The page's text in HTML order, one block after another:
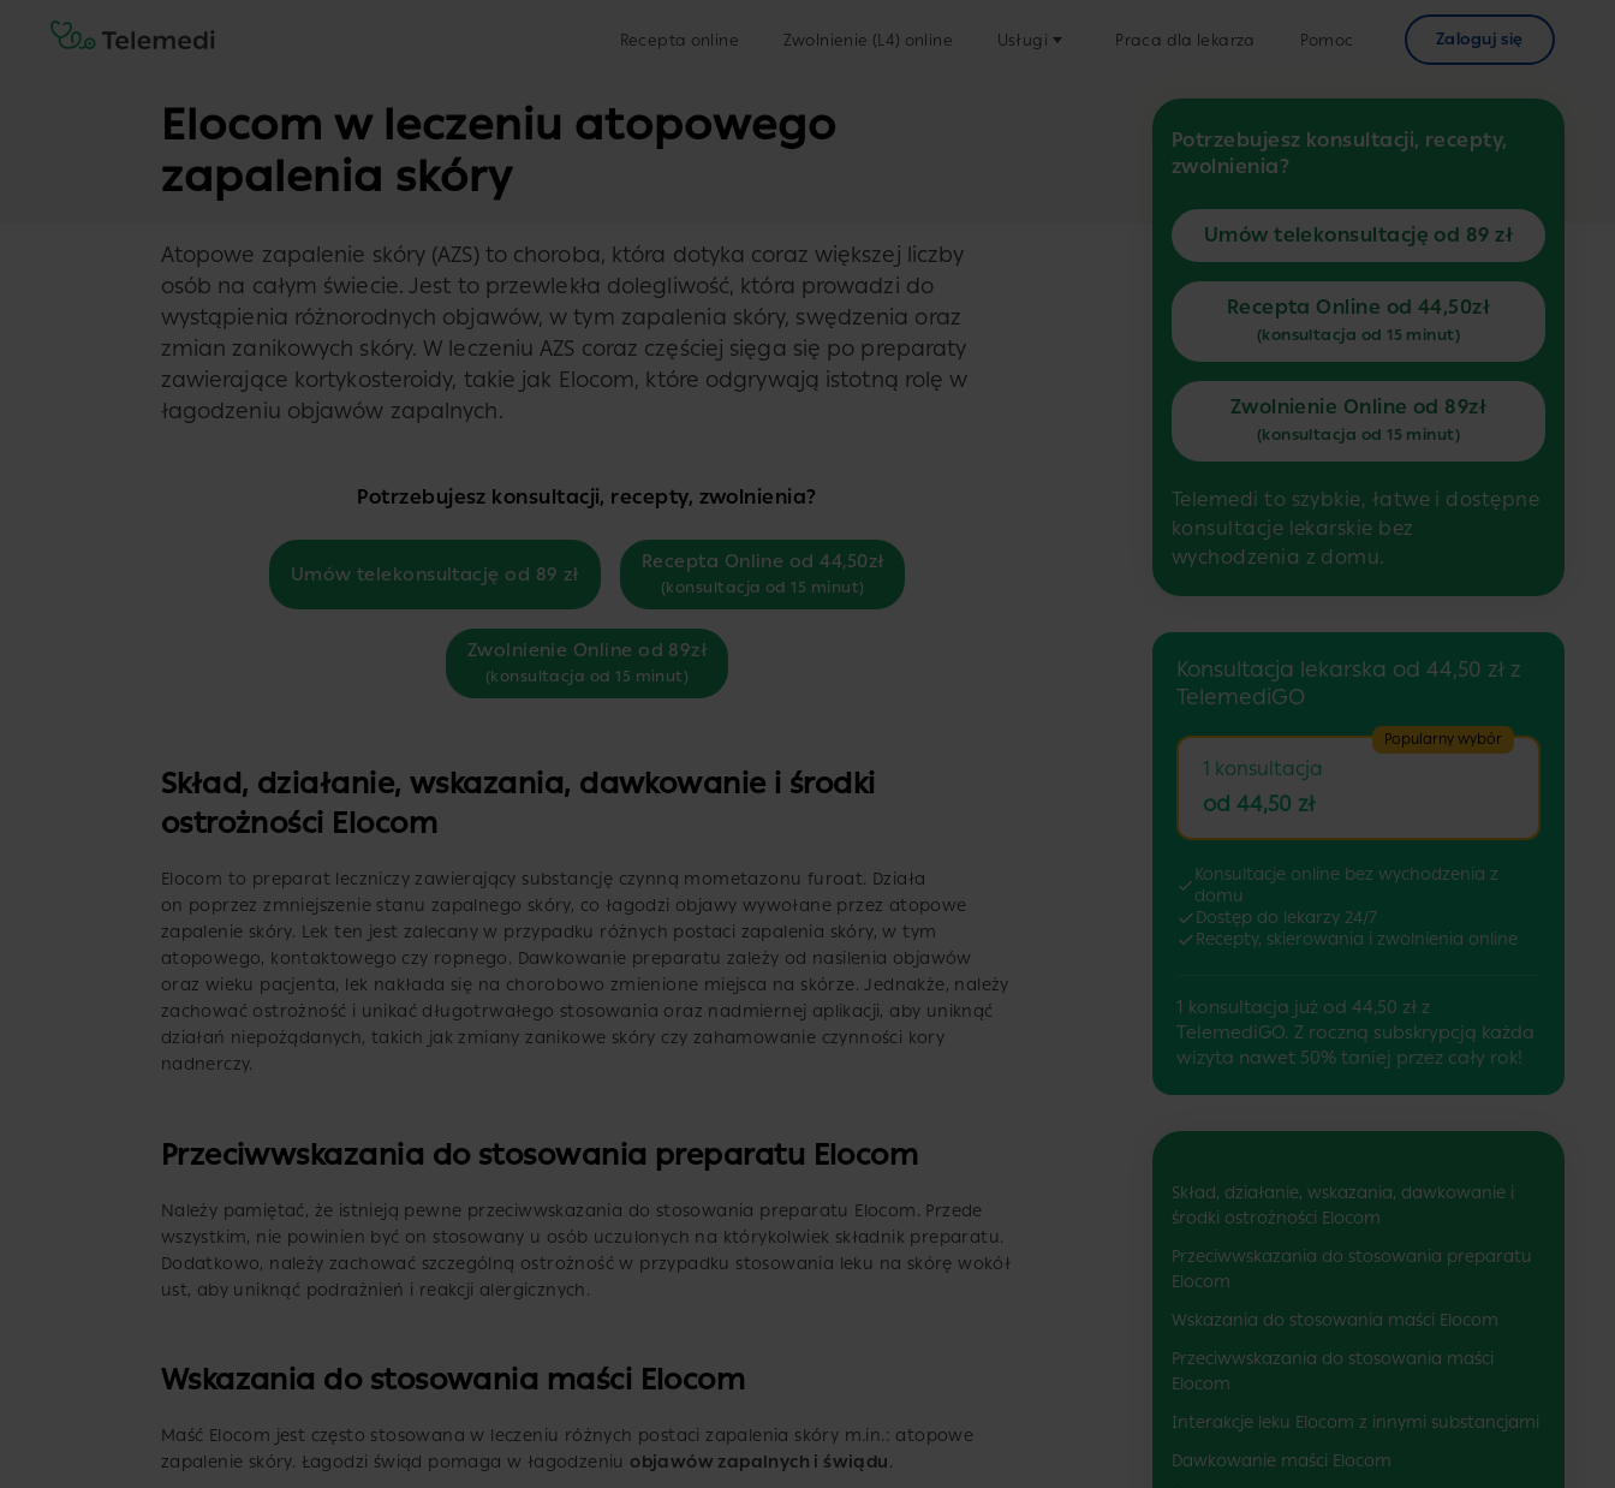
Recepta online Zwolnienie (L4) online Usługi Praca dla lekarza Pomoc Zaloguj się
Elocom w leczeniu atopowego
zapalenia skóry
Atopowe zapalenie skóry (AZS) to choroba, która dotyka coraz większej liczby
osób na całym świecie. Jest to przewlekła dolegliwość, która prowadzi do
wystąpienia różnorodnych objawów, w tym zapalenia skóry, swędzenia oraz
zmian zanikowych skóry. W leczeniu AZS coraz częściej sięga się po preparaty
zawierające kortykosteroidy, takie jak Elocom, które odgrywają istotną rolę w
łagodzeniu objawów zapalnych.
Potrzebujesz konsultacji, recepty, zwolnienia?
Umów telekonsultację od 89 zł
Recepta Online od 44,50zł
(konsultacja od 15 minut)
Zwolnienie Online od 89zł
(konsultacja od 15 minut)
Skład, działanie, wskazania, dawkowanie i środki
ostrożności Elocom
Elocom to preparat leczniczy zawierający substancję czynną mometazonu furoat. Działa
on poprzez zmniejszenie stanu zapalnego skóry, co łagodzi objawy wywołane przez atopowe
zapalenie skóry. Lek ten jest zalecany w przypadku różnych postaci zapalenia skóry, w tym
atopowego, kontaktowego czy ropnego. Dawkowanie preparatu zależy od nasilenia objawów
oraz wieku pacjenta, lek nakłada się na chorobowo zmienione miejsca na skórze. Jednakże, należy
zachować ostrożność i unikać długotrwałego stosowania oraz nadmiernej aplikacji, aby uniknąć
działań niepożądanych, takich jak zmiany zanikowe skóry czy zahamowanie czynności kory
nadnerczy.
Przeciwwskazania do stosowania preparatu Elocom
Należy pamiętać, że istnieją pewne przeciwwskazania do stosowania preparatu Elocom. Przede
wszystkim, nie powinien być on stosowany u osób uczulonych na którykolwiek składnik preparatu.
Dodatkowo, należy zachować szczególną ostrożność w przypadku stosowania leku na skórę wokół
ust, aby uniknąć podrażnień i reakcji alergicznych.
Wskazania do stosowania maści Elocom
Maść Elocom jest często stosowana w leczeniu różnych postaci zapalenia skóry m.in.: atopowe
zapalenie skóry. Łagodzi świąd pomaga w łagodzeniu objawów zapalnych i świądu.
Potrzebujesz konsultacji, recepty,
zwolnienia?
Umów telekonsultację od 89 zł
Recepta Online od 44,50zł
(konsultacja od 15 minut)
Zwolnienie Online od 89zł
(konsultacja od 15 minut)
Telemedi to szybkie, łatwe i dostępne
konsultacje lekarskie bez
wychodzenia z domu.
Konsultacja lekarska od 44,50 zł z
TelemediGO
Popularny wybór
1 konsultacja
od 44,50 zł
Konsultacje online bez wychodzenia z
domu
Dostęp do lekarzy 24/7
Recepty, skierowania i zwolnienia online
1 konsultacja już od 44,50 zł z
TelemediGO. Z roczną subskrypcją każda
wizyta nawet 50% taniej przez cały rok!
Skład, działanie, wskazania, dawkowanie i
środki ostrożności Elocom
Przeciwwskazania do stosowania preparatu
Elocom
Wskazania do stosowania maści Elocom
Przeciwwskazania do stosowania maści
Elocom
Interakcje leku Elocom z innymi substancjami
Dawkowanie maści Elocom